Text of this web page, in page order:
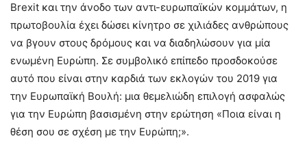
Brexit και την άνοδο των αντι-ευρωπαϊκών κομμάτων, η
πρωτοβουλία έχει δώσει κίνητρο σε χιλιάδες ανθρώπους
να βγουν στους δρόμους και να διαδηλώσουν για μία
ενωμένη Ευρώπη. Σε συμβολικό επίπεδο προσδοκούσε
αυτό που είναι στην καρδιά των εκλογών του 2019 για
την Ευρωπαϊκή Βουλή: μια θεμελιώδη επιλογή ασφαλώς
για την Ευρώπη βασισμένη στην ερώτηση «Ποια είναι η
θέση σου σε σχέση με την Ευρώπη;».